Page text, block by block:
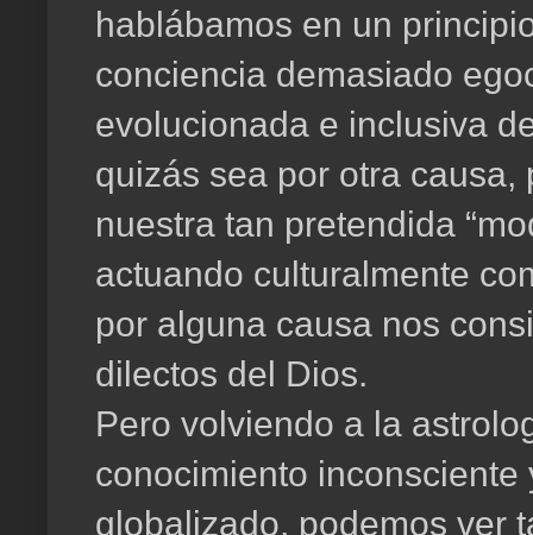
hablábamos en un
conciencia demasiado
evolucionada e inclusiva
quizás sea por otra
nuestra tan pretendida
actuando culturalmente
por alguna causa nos
dilectos del Dios.
Pero volviendo a la
conocimiento inconsciente
globalizado, podemos ver